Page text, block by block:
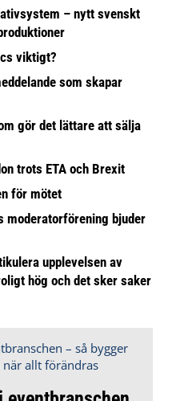
– nytt svenskt
viktigt?
som skapar
gör det lättare att sälja
trots ETA och Brexit
för mötet
moderatorförening bjuder
upplevelsen av
hög och det sker saker